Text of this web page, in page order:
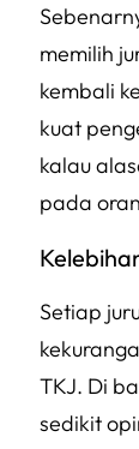
memilih
kembali
kuat
kalau
pada
Setiap
TKJ. Di
sedikit